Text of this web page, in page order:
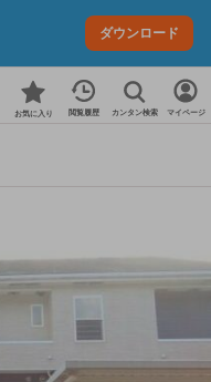
ダウンロード
お気に入り 閲覧履歴 カンタン検索 マイページ